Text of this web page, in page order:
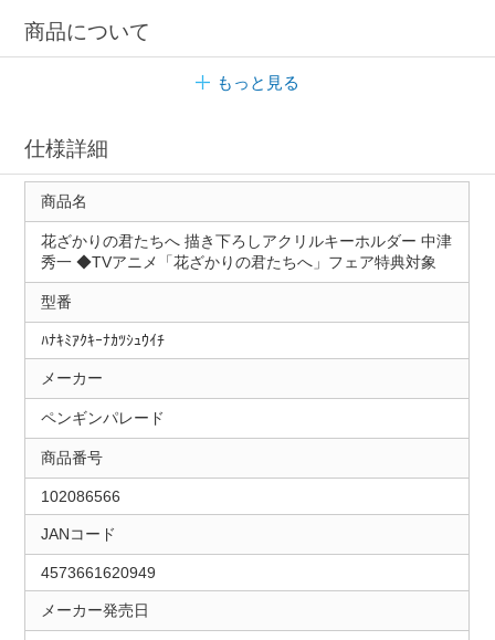
商品について
もっと見る
仕様詳細
商品名
花ざかりの君たちへ 描き下ろしアクリルキーホルダー 中津
秀一 ◆TVアニメ「花ざかりの君たちへ」フェア特典対象
型番
ﾊﾅｷﾐｱｸｷｰﾅｶﾂｼｭｳｲﾁ
メーカー
ペンギンパレード
商品番号
102086566
JANコード
4573661620949
メーカー発売日